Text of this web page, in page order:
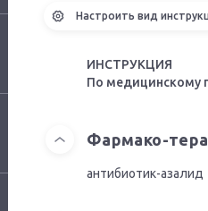
Настроить вид
ИНСТРУКЦИЯ
По медицинскому
Фармако-
антибиотик-азалид